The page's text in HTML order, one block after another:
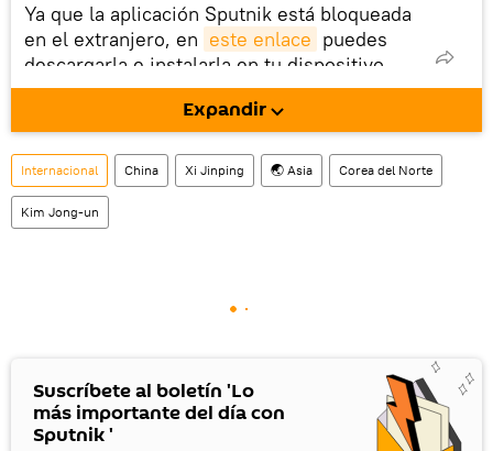
Ya que la aplicación Sputnik está bloqueada
en el extranjero, en este enlace puedes
descargarla e instalarla en tu dispositivo
móvil (¡solo para Android!).
También tenemos una cuenta en la red
social rusa VK .
Expandir
Internacional China Xi Jinping 🌏 Asia Corea del Norte
Kim Jong-un
Suscríbete al boletín 'Lo
más importante del día con
Sputnik '